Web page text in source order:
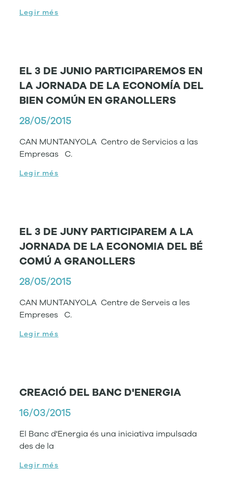
Legir més
EL 3 DE JUNIO PARTICIPAREMOS EN
LA JORNADA DE LA ECONOMÍA DEL
BIEN COMÚN EN GRANOLLERS
28/05/2015
CAN MUNTANYOLA Centro de Servicios a las
Empresas C.
Legir més
EL 3 DE JUNY PARTICIPAREM A LA
JORNADA DE LA ECONOMIA DEL BÉ
COMÚ A GRANOLLERS
28/05/2015
CAN MUNTANYOLA Centre de Serveis a les
Empreses C.
Legir més
CREACIÓ DEL BANC D'ENERGIA
16/03/2015
El Banc d'Energia és una iniciativa impulsada
des de la
Legir més